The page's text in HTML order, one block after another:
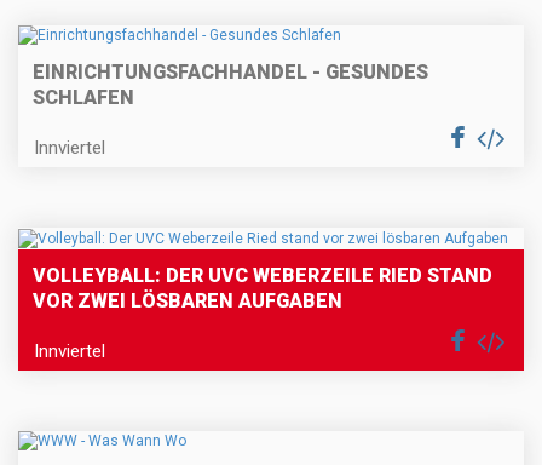
EINRICHTUNGSFACHHANDEL - GESUNDES
SCHLAFEN
Innviertel
VOLLEYBALL: DER UVC WEBERZEILE RIED STAND
VOR ZWEI LÖSBAREN AUFGABEN
Innviertel